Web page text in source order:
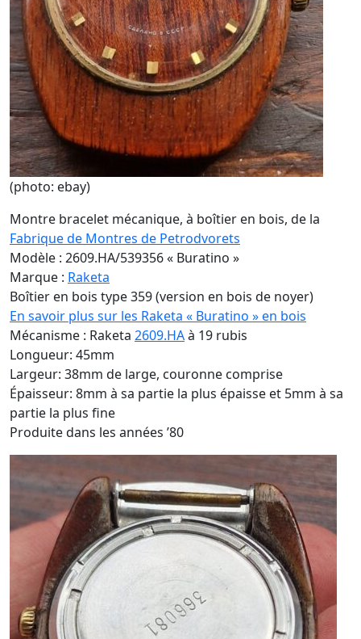
(photo: ebay)
Montre bracelet mécanique, à boîtier en bois, de la
Fabrique de Montres de Petrodvorets
Modèle : 2609.HA/539356 « Buratino »
Marque : Raketa
Boîtier en bois type 359 (version en bois de noyer)
En savoir plus sur les Raketa « Buratino » en bois
Mécanisme : Raketa 2609.HAà 19 rubis
Longueur: 45mm
Largeur: 38mm de large, couronne comprise
Épaisseur: 8mm à sa partie la plus épaisse et 5mm à sa
partie la plus fine
Produite dans les années ’80